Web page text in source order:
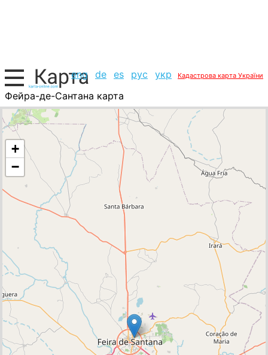
eng de es рус укр Кадастрова карта України
Фейра-де-Сантана карта
Бразилія, список міст
+
−